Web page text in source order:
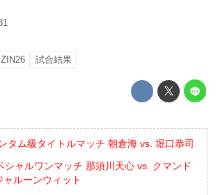
試合結果
タム級タイトルマッチ 朝倉海 vs. 堀口恭司
シャルワンマッチ 那須川天心 vs. クマンド
ルーンウィット